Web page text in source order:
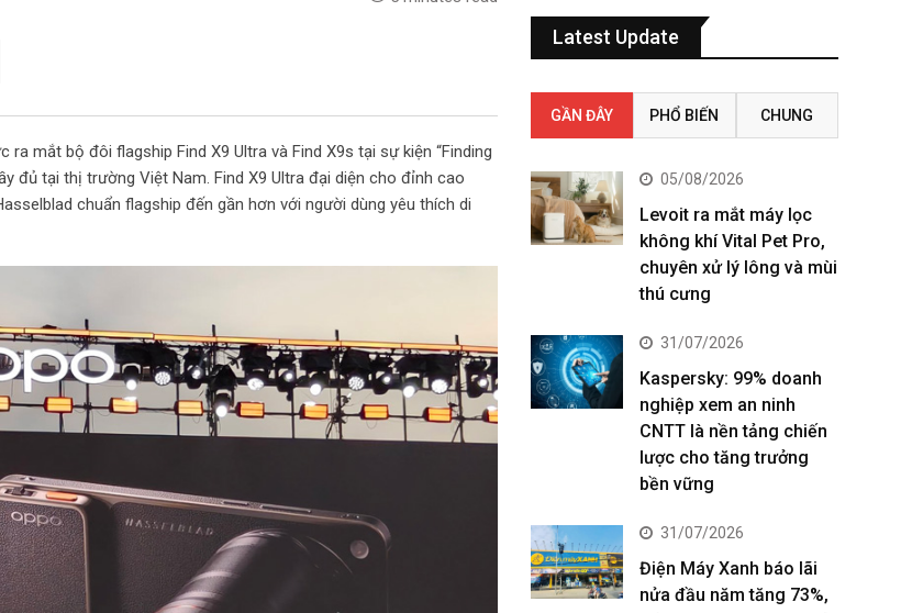
mắt bộ đôi flagship Find X9 Ultra và Find X9s tại sự kiện “Finding
đủ tại thị trường Việt Nam. Find X9 Ultra đại diện cho đỉnh cao
chuẩn flagship đến gần hơn với người dùng yêu thích di
Latest Update
GẦN ĐÂY PHỔ BIẾN CHUNG
05/08/2026
Levoit ra mắt máy lọc
không khí Vital Pet Pro,
chuyên xử lý lông và mùi
thú cưng
31/07/2026
Kaspersky: 99% doanh
nghiệp xem an ninh
CNTT là nền tảng chiến
lược cho tăng trưởng
bền vững
31/07/2026
Điện Máy Xanh báo lãi
nửa đầu năm tăng 73%,